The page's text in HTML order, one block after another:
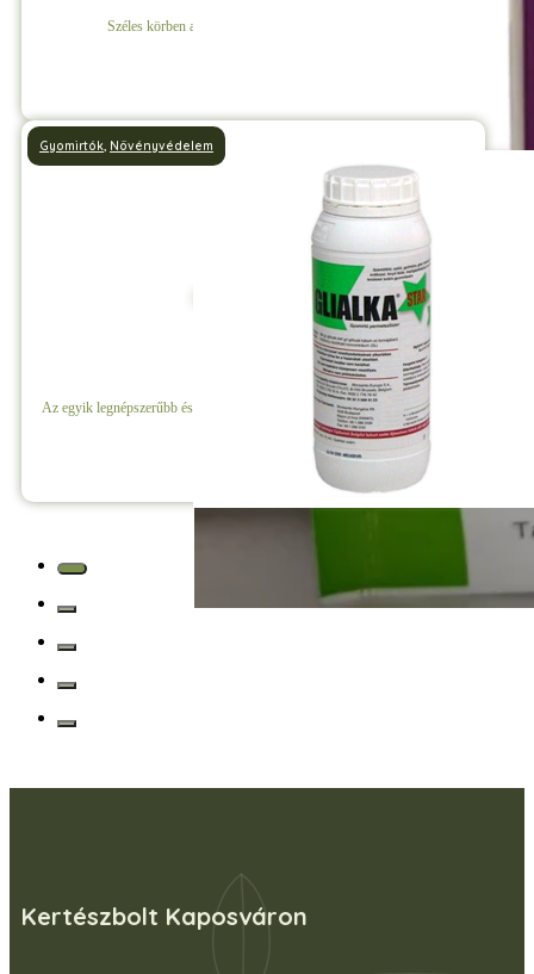
Széles körben alkalmazható, granulált rovarölő szer.
Az egyik legnépszerűbb és legmegbízhatóbb totális gyomirtó szer a piacon.
Gyomirtók, Növényvédelem
Kertészbolt Kaposváron